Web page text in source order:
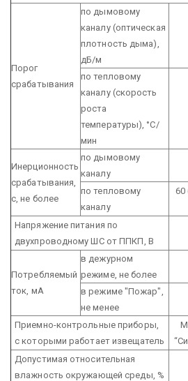
Порог
срабатывания
по дымовому
каналу (оптическая
плотность дыма),
дБ/м
по тепловому
каналу (скорость
роста
температуры), °С/
мин
Инерционность
срабатывания,
с, не более
по дымовому
каналу
по тепловому
каналу
60
Напряжение питания по
двухпроводному ШС от ППКП, В
Потребляемый
ток, мА
в дежурном
режиме, не более
в режиме "Пожар",
не менее
Приемно-контрольные приборы,
с которыми работает извещатель
Допустимая относительная
влажность окружающей среды, %